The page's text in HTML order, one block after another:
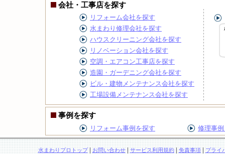
会社・工事店を探す
リフォーム会社を探す
水まわり修理会社を探す
ハウスクリーニング会社を探す
リノベーション会社を探す
空調・エアコン工事店を探す
造園・ガーデニング会社を探す
ビル・建物メンテナンス会社を探す
工場設備メンテナンス会社を探す
事例を探す
リフォーム事例を探す 修理事
水まわりプロトップ| お問い合わせ| サービス利用規約| 免責事項| プライ